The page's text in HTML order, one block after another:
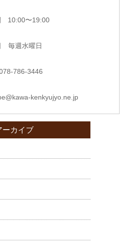
10:00〜19:00
毎週水曜日
786-3446
kenkyujyo.ne.jp
ーカイブ